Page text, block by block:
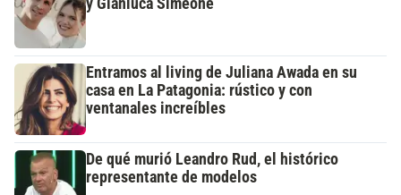
y Gianluca Simeone
Entramos al living de Juliana Awada en su
casa en La Patagonia: rústico y con
ventanales increíbles
De qué murió Leandro Rud, el histórico
representante de modelos